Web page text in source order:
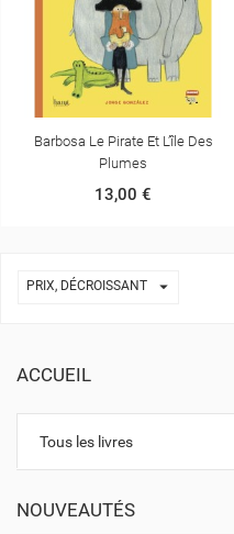
ACCUEIL
Tous les livres
NOUVEAUTÉS
Barbosa Le Pirate Et L’île Des
Plumes
13,00 €
PRIX, DÉCROISSANT 